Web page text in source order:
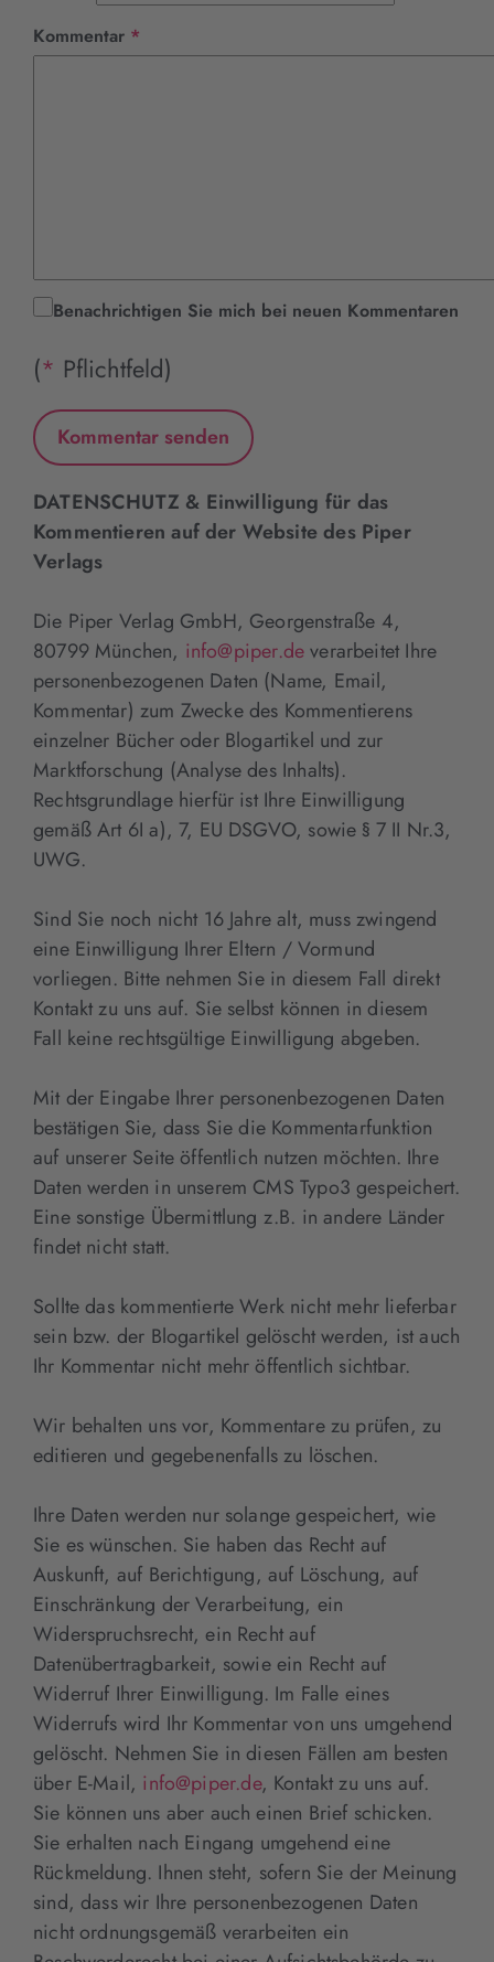
Kommentar *
Benachrichtigen Sie mich bei neuen Kommentaren
(* Pflichtfeld)
DATENSCHUTZ & Einwilligung für das
Kommentieren auf der Website des Piper
Verlags
Die Piper Verlag GmbH, Georgenstraße 4,
80799 München, info@piper.deverarbeitet Ihre
personenbezogenen Daten (Name, Email,
Kommentar) zum Zwecke des Kommentierens
einzelner Bücher oder Blogartikel und zur
Marktforschung (Analyse des Inhalts).
Rechtsgrundlage hierfür ist Ihre Einwilligung
gemäß Art 6I a), 7, EU DSGVO, sowie § 7 II Nr.3,
UWG.
Sind Sie noch nicht 16 Jahre alt, muss zwingend
eine Einwilligung Ihrer Eltern / Vormund
vorliegen. Bitte nehmen Sie in diesem Fall direkt
Kontakt zu uns auf. Sie selbst können in diesem
Fall keine rechtsgültige Einwilligung abgeben.
Mit der Eingabe Ihrer personenbezogenen Daten
bestätigen Sie, dass Sie die Kommentarfunktion
auf unserer Seite öffentlich nutzen möchten. Ihre
Daten werden in unserem CMS Typo3 gespeichert.
Eine sonstige Übermittlung z.B. in andere Länder
findet nicht statt.
Sollte das kommentierte Werk nicht mehr lieferbar
sein bzw. der Blogartikel gelöscht werden, ist auch
Ihr Kommentar nicht mehr öffentlich sichtbar.
Wir behalten uns vor, Kommentare zu prüfen, zu
editieren und gegebenenfalls zu löschen.
Ihre Daten werden nur solange gespeichert, wie
Sie es wünschen. Sie haben das Recht auf
Auskunft, auf Berichtigung, auf Löschung, auf
Einschränkung der Verarbeitung, ein
Widerspruchsrecht, ein Recht auf
Datenübertragbarkeit, sowie ein Recht auf
Widerruf Ihrer Einwilligung. Im Falle eines
Widerrufs wird Ihr Kommentar von uns umgehend
gelöscht. Nehmen Sie in diesen Fällen am besten
über E-Mail, info@piper.de, Kontakt zu uns auf.
Sie können uns aber auch einen Brief schicken.
Sie erhalten nach Eingang umgehend eine
Rückmeldung. Ihnen steht, sofern Sie der Meinung
sind, dass wir Ihre personenbezogenen Daten
nicht ordnungsgemäß verarbeiten ein